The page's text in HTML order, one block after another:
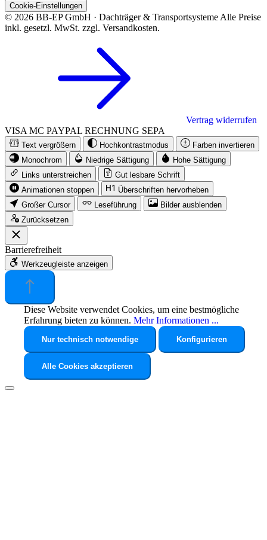
Cookie-Einstellungen
© 2026 BB-EP GmbH · Dachträger & Transportsysteme Alle Preise
inkl. gesetzl. MwSt. zzgl. Versandkosten.
Vertrag widerrufen
VISA MC PAYPAL RECHNUNG SEPA
Text vergrößern Hochkontrastmodus
Farben invertieren
Monochrom
Niedrige Sättigung
Hohe Sättigung
Links unterstreichen
Gut lesbare Schrift
Animationen stoppen
Überschriften hervorheben
Großer Cursor
Leseführung
Bilder ausblenden
Zurücksetzen
Barrierefreiheit
Werkzeugleiste anzeigen
Diese Website verwendet Cookies, um eine bestmögliche
Erfahrung bieten zu können. Mehr Informationen ...
Nur technisch notwendige Konfigurieren
Alle Cookies akzeptieren